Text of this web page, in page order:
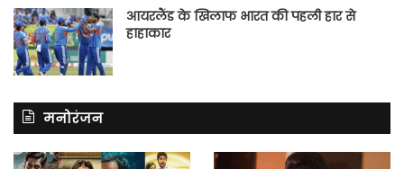
आयरलैंड के खिलाफ भारत की पहली हार से
हाहाकार
मनोरंजन